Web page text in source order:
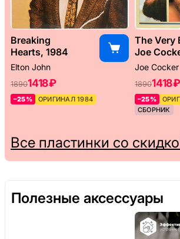
Breaking
Hearts, 1984
Elton John
18901418 ₽
–25% ОРИГИНАЛ 1984
The Very
Joe
Joe Cocker
18901418 ₽
–25%
СБОРНИК
Все пластинки со
Полезные аксессуары